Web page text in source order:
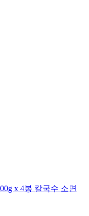
x 4봉 칼국수 소면